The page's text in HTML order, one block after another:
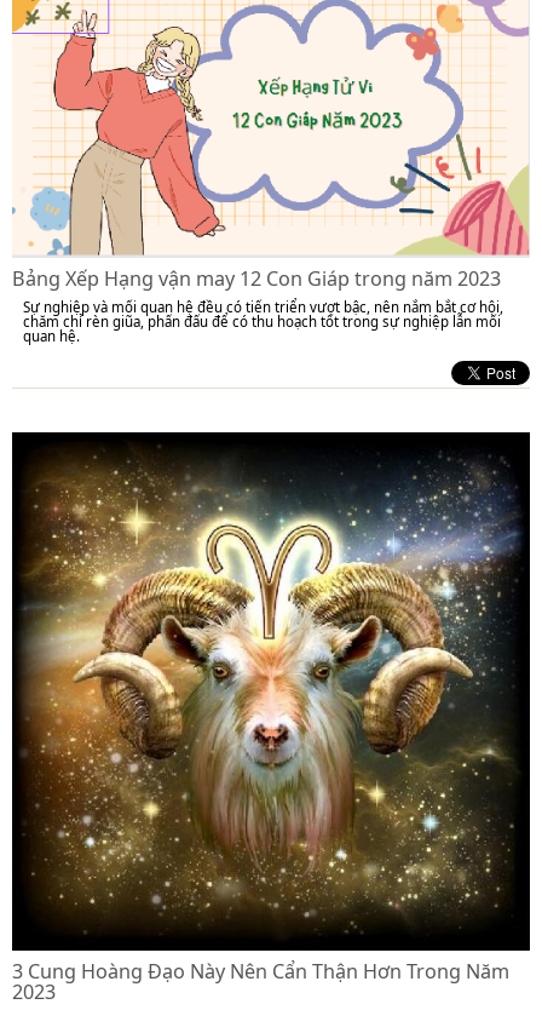
Bảng Xếp Hạng vận may 12 Con Giáp trong năm 2023
Sự nghiệp và mối quan hệ đều có tiến triển vượt bậc, nên nắm bắt cơ hội,
chăm chỉ rèn giũa, phấn đấu để có thu hoạch tốt trong sự nghiệp lẫn mối
quan hệ.
3 Cung Hoàng Đạo Này Nên Cẩn Thận Hơn Trong Năm
2023